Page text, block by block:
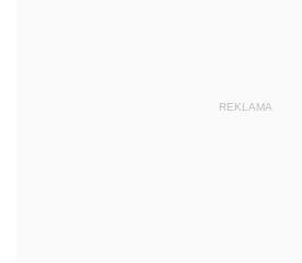
REKLAMA